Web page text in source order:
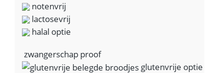
notenvrij
lactosevrij
halal optie
zwangerschap proof
glutenvrije optie